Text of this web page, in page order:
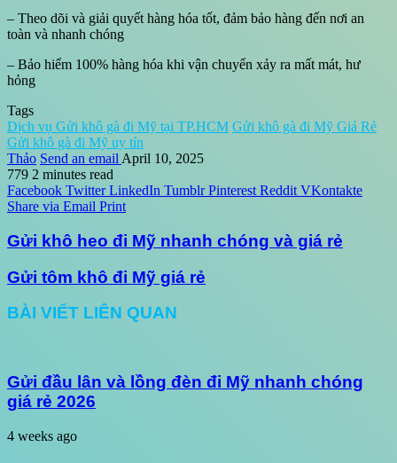
– Theo dõi và giải quyết hàng hóa tốt, đảm bảo hàng đến nơi an
toàn và nhanh chóng
– Bảo hiểm 100% hàng hóa khi vận chuyển xảy ra mất mát, hư
hỏng
Tags
Dịch vụ Gửi khô gà đi Mỹ tại TP.HCM Gửi khô gà đi Mỹ Giá Rẻ
Gửi khô gà đi Mỹ uy tín
Thảo Send an email April 10, 2025
779 2 minutes read
Facebook Twitter LinkedIn Tumblr Pinterest Reddit VKontakte
Share via Email Print
Gửi khô heo đi Mỹ nhanh chóng và giá rẻ
Gửi tôm khô đi Mỹ giá rẻ
BÀI VIẾT LIÊN QUAN
Gửi đầu lân và lồng đèn đi Mỹ nhanh chóng
giá rẻ 2026
4 weeks ago